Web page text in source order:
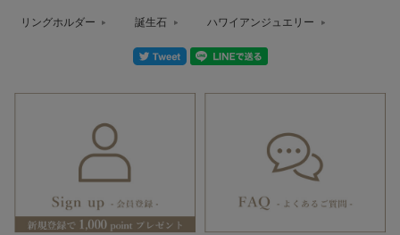
リングホルダー 誕生石 ハワイアンジュエリー